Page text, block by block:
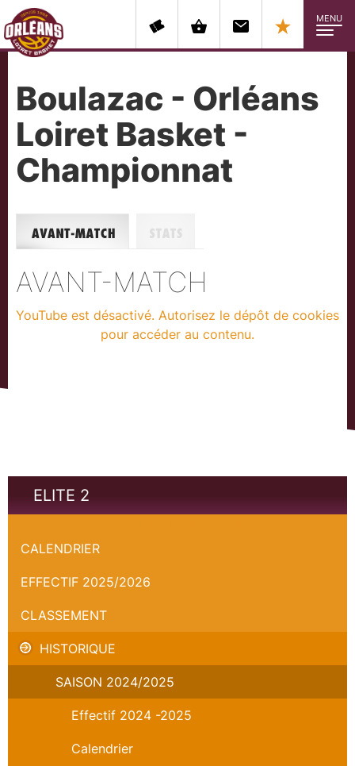
MENU
Boulazac - Orléans
Loiret Basket -
Championnat
AVANT-MATCH
YouTube est désactivé. Autorisez le dépôt de cookies
pour accéder au contenu.
ELITE 2
CALENDRIER
EFFECTIF 2025/2026
CLASSEMENT
HISTORIQUE
SAISON 2024/2025
Effectif 2024 -2025
Calendrier